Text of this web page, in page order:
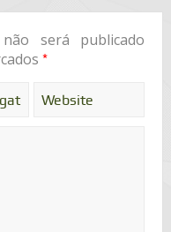
será publicado
*